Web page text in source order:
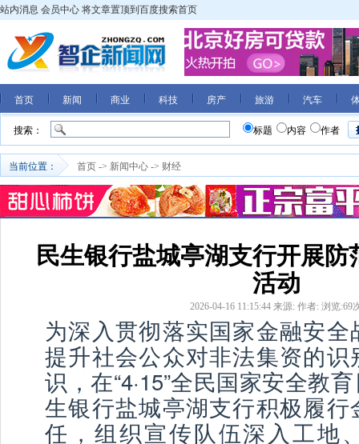
站内消息 会员中心 将文章置顶到百度搜索首页
首页 新闻 商业 科技 房产 旅游 汽车
搜索： 标题 内容 作者
当前位置： 首页 -> 新闻中心 -> 财经
民生银行盐城亭湖支行开展防
活动
2026-04-16 11:15:44 来源: 作者: 浏览:69
为深入贯彻落实国家金融安
提升社会公众对非法集资的
识，在“4·15”全民国家安全教
生银行盐城亭湖支行积极履
任，组织宣传队伍深入工地